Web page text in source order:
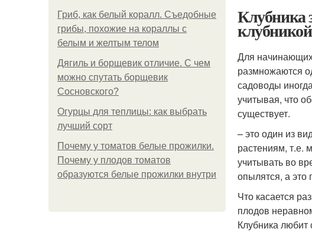
Гриб, как белый коралл. Съедобные
грибы, похожие на кораллы с
белым и желтым телом
Дягиль и борщевик отличие. С чем
можно спутать борщевик
Сосновского?
Огурцы для теплицы: как выбрать
лучший сорт
Почему у томатов белые прожилки.
Почему у плодов томатов
образуются белые прожилки внутри
Клубника
Для
размножаются
садоводы
учитывая, что
существует.
– это один из
растениям, т.е.
учитывать во
опылятся, а это
Что касается
плодов
Клубника